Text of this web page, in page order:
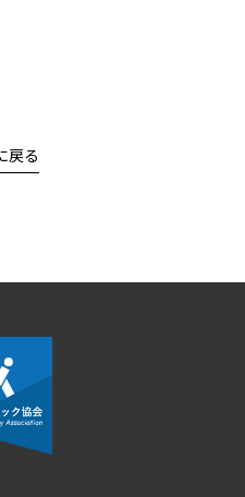
戻る